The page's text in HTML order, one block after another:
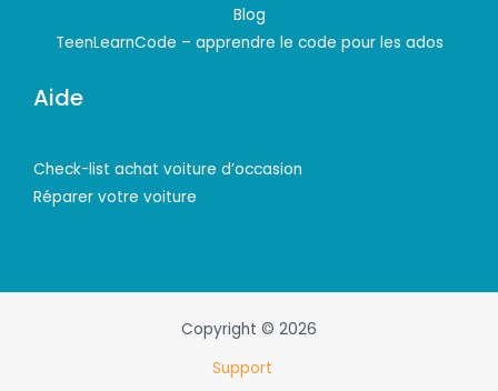
Blog
TeenLearnCode – apprendre le code pour les ados
Aide
Check-list achat voiture d’occasion
Réparer votre voiture
Copyright © 2026
Support